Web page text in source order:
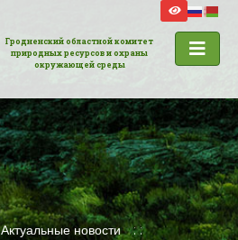
Гродненский областной комитет
природных ресурсов и охраны
окружающей среды
Актуальные новости